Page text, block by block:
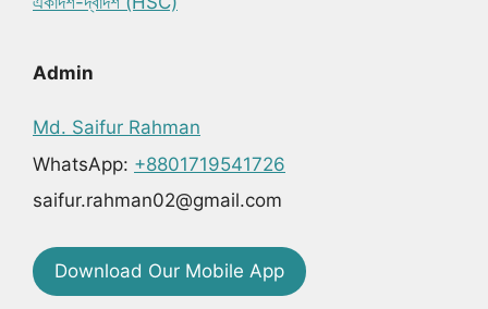
Admin
Md. Saifur Rahman
WhatsApp: +8801719541726
saifur.rahman02@gmail.com
Download Our Mobile App